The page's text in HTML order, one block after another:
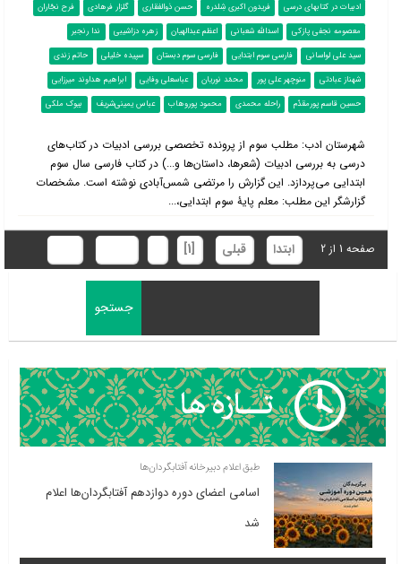
ادبیات در کتابهای درسی
فریدون اکبری شِلدره حسن ذوالفقاری گلزار فرهادی
فرح نجّاران
معصومه نجفی پازکی
اسدالله شعبانی اعظم عبدالهیان زهره دزاشیبی
ندا رنجبر
سید علی لواسانی
فارسی سوم ابتدایی فارسی سوم دبستان سپیده خلیلی
حاتم زندی
شهناز عبادتی
منوچهر علی پور محمّد نوریان عباسعلی وفایی
ابراهیم هداوند میرزایی
حسین قاسم پورمقدّم
راحله محمدی محمود پوروهاب عباس یمینی‌شریف بیوک ملکی
شهرستان ادب: مطلب سوم از پرونده تخصصی بررسی ادبیات در کتاب‌‌های
درسی به بررسی ادبیات (شعرها، داستان‌ها و...) در کتاب فارسی سال سوم
ابتدایی می‌پردازد. این گزارش را مرتضی شمس‌آبادی نوشته است. مشخصات
گزارشگر این مطلب: معلم پایۀ سوم ابتدایی،...
صفحه 1 از 2 ابتدا قبلی [1]
طبق اعلام دبیرخانه آفتابگردان‌ها
اسامی اعضای دوره دوازدهم آفتابگردان‌ها اعلام
شد